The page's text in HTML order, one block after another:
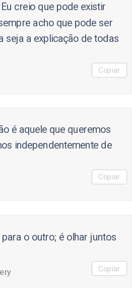
creio que pode existir
acho que pode ser
seja a explicação de todas
Copiar
é aquele que queremos
independentemente de
Copiar
o outro; é olhar juntos
Copiar